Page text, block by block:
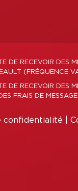
DE RECEVOIR DES
(FRÉQUENCE
DE RECEVOIR DES
FRAIS DE
confidentialité